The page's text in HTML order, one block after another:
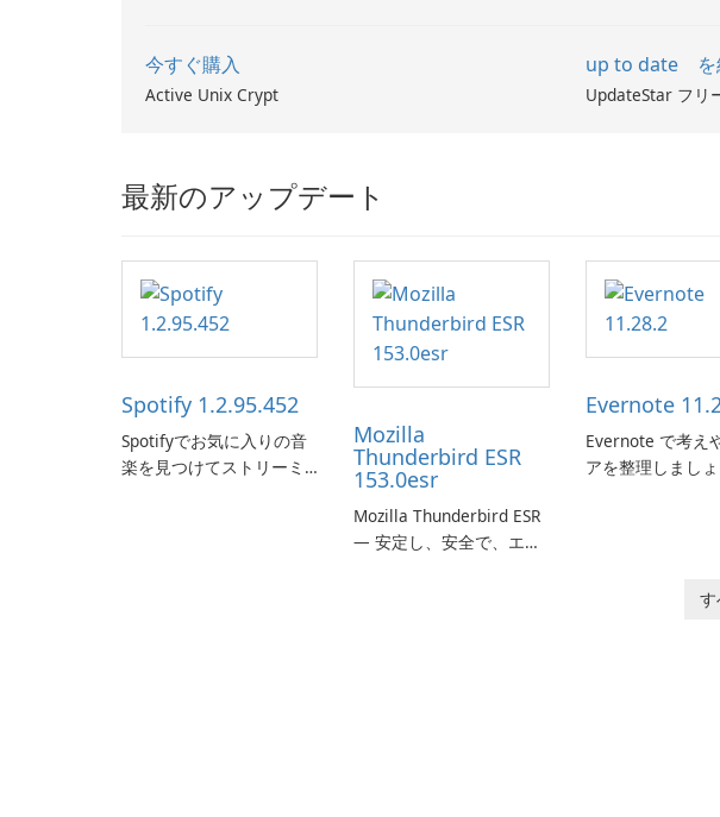
今すぐ購入
Active Unix Crypt
up to date を
UpdateStar フリ
最新のアップデート
Spotify 1.2.95.452
Spotifyでお気に入りの音
楽を見つけてストリーミ
Mozilla
Thunderbird ESR
153.0esr
Mozilla Thunderbird ESR
— 安定し、安全で、エン
Evernote
Evernote で考え
アを整理しましょ
す